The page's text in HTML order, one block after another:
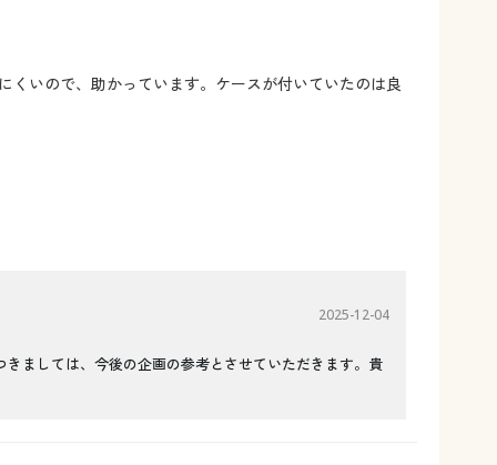
いので、助かっています。ケースが付いていたのは良
2025-12-04
ましては、今後の企画の参考とさせていただきます。貴